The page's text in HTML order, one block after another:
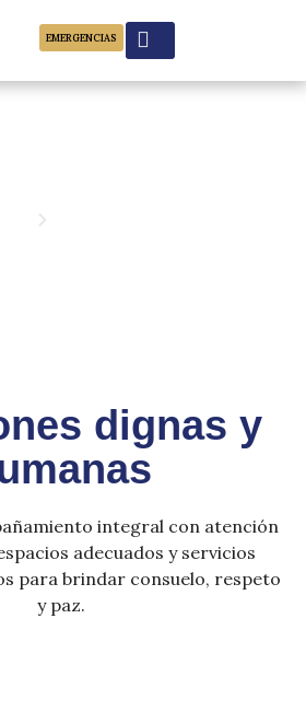
EMERGENCIAS
dignas y
integral con atención
adecuados y servicios
para brindar consuelo, respeto
y paz.